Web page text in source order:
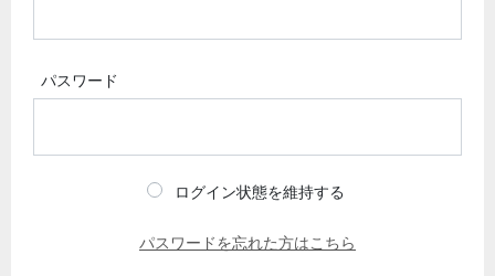
パスワード
ログイン状態を維持する
パスワードを忘れた方はこちら